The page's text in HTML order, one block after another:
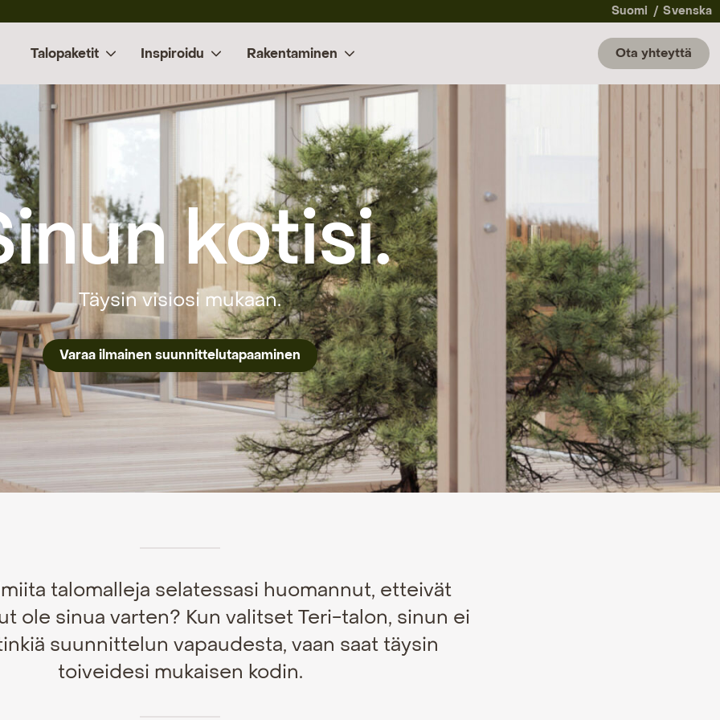
Suomi Svenska
Talopaketit Inspiroidu Rakentaminen Ota yhteyttä
kotisi.
Täysin visiosi mukaan.
Varaa ilmainen suunnittelutapaaminen
talomalleja selatessasi huomannut, etteivät
ole sinua varten? Kun valitset Teri-talon, sinun ei
suunnittelun vapaudesta, vaan saat täysin
toiveidesi mukaisen kodin.